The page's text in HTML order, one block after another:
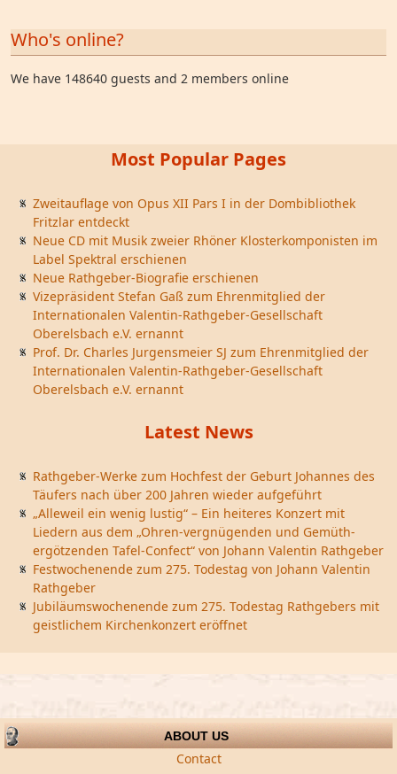
Who's online?
We have 148640 guests and 2 members online
Most Popular Pages
Zweitauflage von Opus XII Pars I in der Dombibliothek
Fritzlar entdeckt
Neue CD mit Musik zweier Rhöner Klosterkomponisten im
Label Spektral erschienen
Neue Rathgeber-Biografie erschienen
Vizepräsident Stefan Gaß zum Ehrenmitglied der
Internationalen Valentin-Rathgeber-Gesellschaft
Oberelsbach e.V. ernannt
Prof. Dr. Charles Jurgensmeier SJ zum Ehrenmitglied der
Internationalen Valentin-Rathgeber-Gesellschaft
Oberelsbach e.V. ernannt
Latest News
Rathgeber-Werke zum Hochfest der Geburt Johannes des
Täufers nach über 200 Jahren wieder aufgeführt
„Alleweil ein wenig lustig“ – Ein heiteres Konzert mit
Liedern aus dem „Ohren-vergnügenden und Gemüth-
ergötzenden Tafel-Confect“ von Johann Valentin Rathgeber
Festwochenende zum 275. Todestag von Johann Valentin
Rathgeber
Jubiläumswochenende zum 275. Todestag Rathgebers mit
geistlichem Kirchenkonzert eröffnet
ABOUT US
Contact